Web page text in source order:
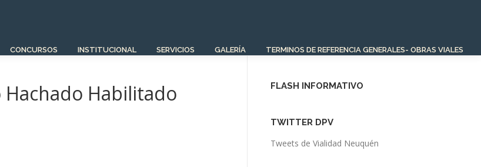
CONCURSOS INSTITUCIONAL SERVICIOS GALERÍA TERMINOS DE REFERENCIA GENERALES- OBRAS VIALES
Habilitado
FLASH INFORMATIVO
TWITTER DPV
Tweets de Vialidad Neuquén